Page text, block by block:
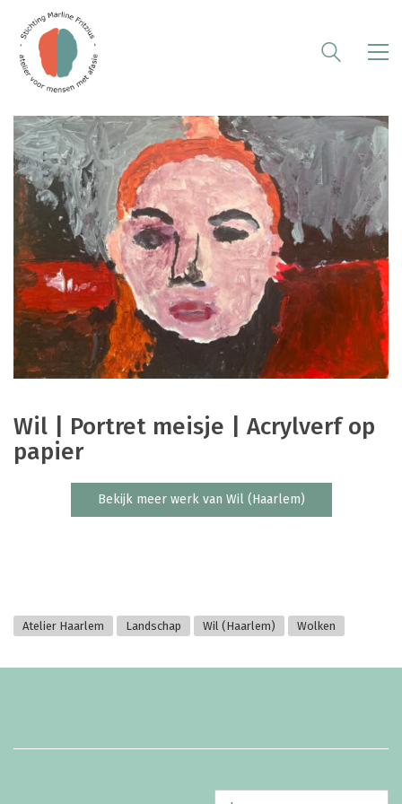
Wil | Portret meisje | Acrylverf op
papier
Bekijk meer werk van Wil (Haarlem)
Atelier Haarlem Landschap Wil (Haarlem) Wolken